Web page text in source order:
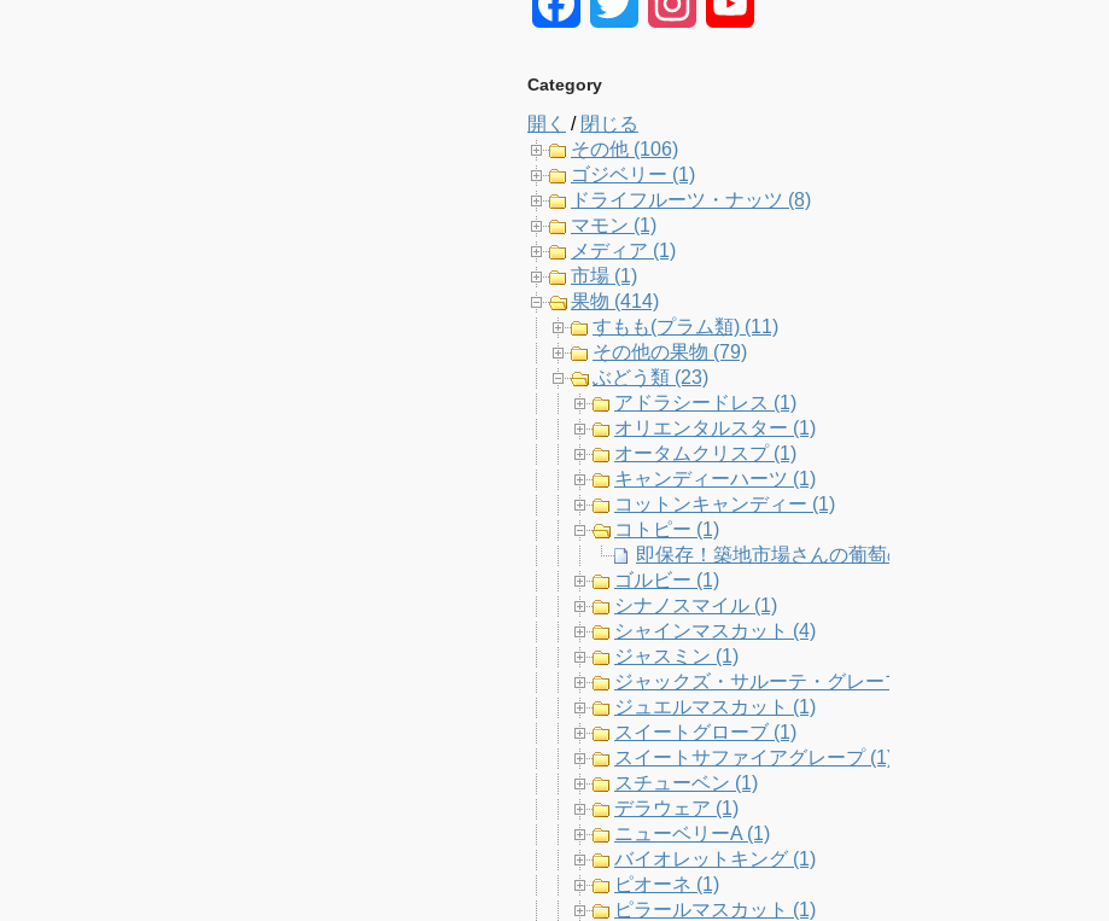
e
b
o
o
k
t
t
e
a
a
m
u
C
a
n
l
Category
開く / 閉じる
その他 (106)
ゴジベリー (1)
ドライフルーツ・ナッツ (8)
マモン (1)
メディア (1)
市場 (1)
果物 (414)
すもも(プラム類) (11)
その他の果物 (79)
ぶどう類 (23)
アドラシードレス (1)
オリエンタルスター (1)
オータムクリスプ (1)
キャンディーハーツ (1)
コットンキャンディー (1)
コトピー (1)
即保存！築地市場さんの葡萄の家系図2018年版登場
ゴルビー (1)
シナノスマイル (1)
シャインマスカット (4)
ジャスミン (1)
ジャックズ・サルーテ・グレープ (1)
ジュエルマスカット (1)
スイートグローブ (1)
スイートサファイアグレープ (1)
スチューベン (1)
デラウェア (1)
ニューベリーA (1)
バイオレットキング (1)
ピオーネ (1)
ピラールマスカット (1)